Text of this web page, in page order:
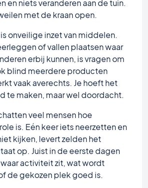
en niets veranderen aan de tuin.
met de kraan open.
onveilige inzet van middelen.
of vallen plaatsen waar
erbij kunnen, is vragen om
blind meerdere producten
vaak averechts. Je hoeft het
te maken, maar wel doordacht.
veel mensen hoe
is. Eén keer iets neerzetten en
kijken, levert zelden het
op. Juist in de eerste dagen
activiteit zit, wat wordt
de gekozen plek goed is.